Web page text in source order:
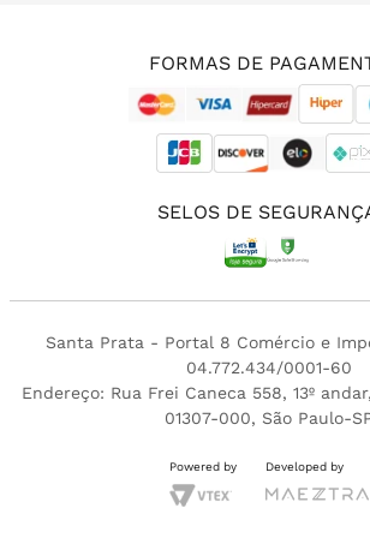
FORMAS DE
SELOS DE
Santa Prata - Portal 8 Comércio e
04.772.434/0001-60
Endereço: Rua Frei Caneca 558, 13º
01307-000, São Paulo-
Powered by Developed by